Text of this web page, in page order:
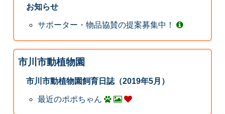
お知らせ
サポーター・物品協賛の提案募集中！
市川市動植物園
市川市動植物園飼育日誌（2019年5月）
最近のポポちゃん